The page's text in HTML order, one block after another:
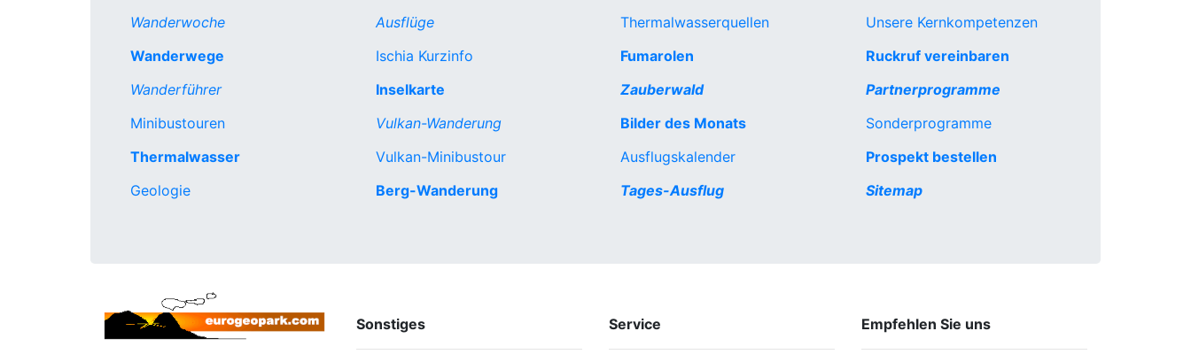
Wanderwoche
Wanderwege
Wanderführer
Minibustouren
Thermalwasser
Geologie
Ausflüge
Ischia Kurzinfo
Inselkarte
Vulkan-Wanderung
Vulkan-Minibustour
Berg-Wanderung
Thermalwasserquellen
Fumarolen
Zauberwald
Bilder des Monats
Ausflugskalender
Tages-Ausflug
Unsere Kernkompetenzen
Ruckruf vereinbaren
Partnerprogramme
Sonderprogramme
Prospekt bestellen
Sitemap
Sonstiges Service Empfehlen Sie uns